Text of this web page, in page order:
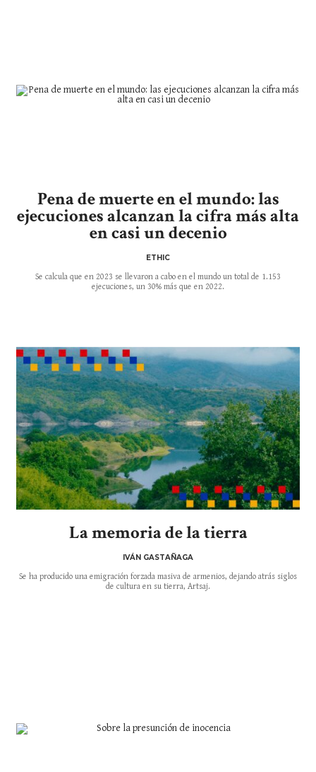
Pena de muerte en el mundo: las
ejecuciones alcanzan la cifra más alta
en casi un decenio
ETHIC
Se calcula que en 2023 se llevaron a cabo en el mundo un total de 1.153
ejecuciones, un 30% más que en 2022.
La memoria de la tierra
IVÁN GASTAÑAGA
Se ha producido una emigración forzada masiva de armenios, dejando atrás siglos
de cultura en su tierra, Artsaj.